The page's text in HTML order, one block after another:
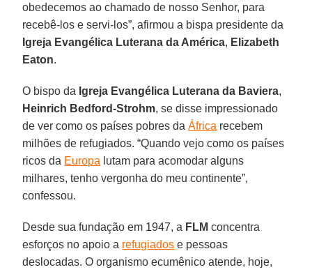
obedecemos ao chamado de nosso Senhor, para
recebê-los e servi-los”, afirmou a bispa presidente da
Igreja Evangélica Luterana da América, Elizabeth
Eaton.
O bispo da Igreja Evangélica Luterana da Baviera,
Heinrich Bedford-Strohm, se disse impressionado
de ver como os países pobres daÁfrica recebem
milhões de refugiados. “Quando vejo como os países
ricos da Europa lutam para acomodar alguns
milhares, tenho vergonha do meu continente”,
confessou.
Desde sua fundação em 1947, a FLM concentra
esforços no apoio a refugiados e pessoas
deslocadas. O organismo ecumênico atende, hoje,